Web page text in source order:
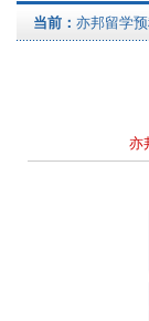
当前： 亦邦留学
亦